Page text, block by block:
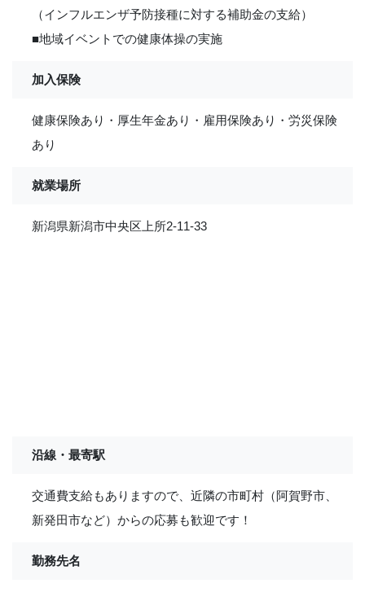
（インフルエンザ予防接種に対する補助金の支給）
■地域イベントでの健康体操の実施
加入保険
健康保険あり・厚生年金あり・雇用保険あり・労災保険
あり
就業場所
新潟県新潟市中央区上所2-11-33
沿線・最寄駅
交通費支給もありますので、近隣の市町村（阿賀野市、
新発田市など）からの応募も歓迎です！
勤務先名